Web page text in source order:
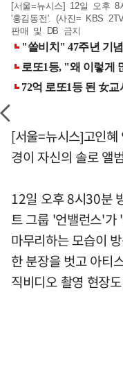
[서울=뉴시스] 12일 오후
'홍김동전'. (사진= KBS
판매 및 DB 금지
[서울=뉴시스]고인
경이 자신의 솔로 앨
12일 오후 8시30분
트 그룹 '언밸런스'가
마무리하는 모습이
한 분장을 벗고 아티
직비디오 촬영 현장